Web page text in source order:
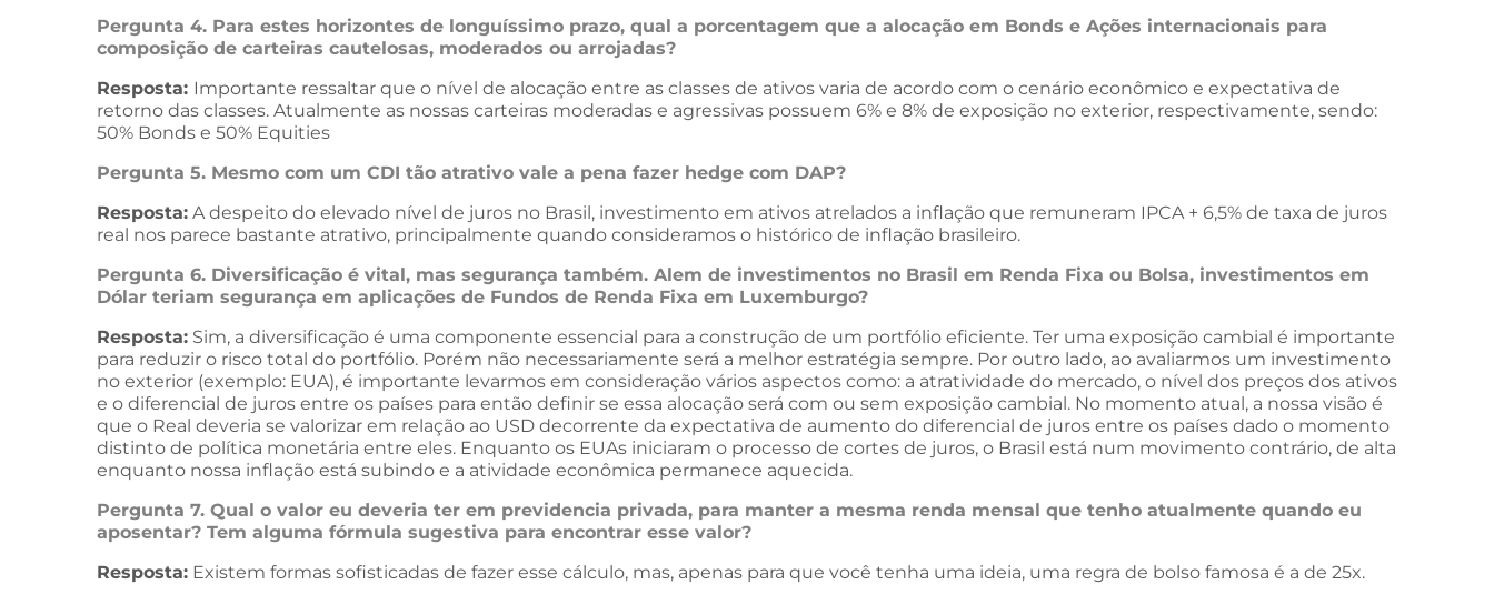
Pergunta 4. Para estes horizontes de longuíssimo prazo, qual a porcentagem que a alocação em Bonds e Ações internacionais para
composição de carteiras cautelosas, moderados ou arrojadas?
Resposta: Importante ressaltar que o nível de alocação entre as classes de ativos varia de acordo com o cenário econômico e expectativa de
retorno das classes. Atualmente as nossas carteiras moderadas e agressivas possuem 6% e 8% de exposição no exterior, respectivamente, sendo:
50% Bonds e 50% Equities
Pergunta 5. Mesmo com um CDI tão atrativo vale a pena fazer hedge com DAP?
Resposta: A despeito do elevado nível de juros no Brasil, investimento em ativos atrelados a inflação que remuneram IPCA + 6,5% de taxa de juros
real nos parece bastante atrativo, principalmente quando consideramos o histórico de inflação brasileiro.
Pergunta 6. Diversificação é vital, mas segurança também. Alem de investimentos no Brasil em Renda Fixa ou Bolsa, investimentos em
Dólar teriam segurança em aplicações de Fundos de Renda Fixa em Luxemburgo?
Resposta: Sim, a diversificação é uma componente essencial para a construção de um portfólio eficiente. Ter uma exposição cambial é importante
para reduzir o risco total do portfólio. Porém não necessariamente será a melhor estratégia sempre. Por outro lado, ao avaliarmos um investimento
no exterior (exemplo: EUA), é importante levarmos em consideração vários aspectos como: a atratividade do mercado, o nível dos preços dos ativos
e o diferencial de juros entre os países para então definir se essa alocação será com ou sem exposição cambial. No momento atual, a nossa visão é
que o Real deveria se valorizar em relação ao USD decorrente da expectativa de aumento do diferencial de juros entre os países dado o momento
distinto de política monetária entre eles. Enquanto os EUAs iniciaram o processo de cortes de juros, o Brasil está num movimento contrário, de alta
enquanto nossa inflação está subindo e a atividade econômica permanece aquecida.
Pergunta 7. Qual o valor eu deveria ter em previdencia privada, para manter a mesma renda mensal que tenho atualmente quando eu
aposentar? Tem alguma fórmula sugestiva para encontrar esse valor?
Resposta: Existem formas sofisticadas de fazer esse cálculo, mas, apenas para que você tenha uma ideia, uma regra de bolso famosa é a de 25x.